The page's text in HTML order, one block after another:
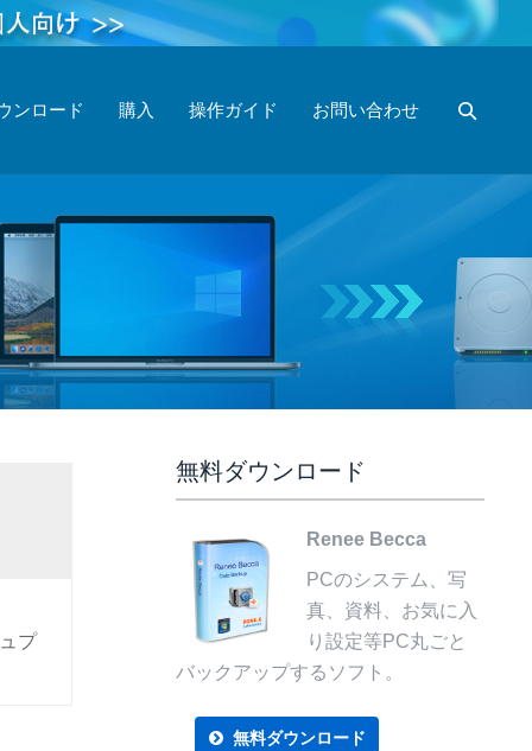
ンロード 購入 操作ガイド お問い合わせ
プ
無料ダウンロード
Renee Becca
PCのシステム、写
真、資料、お気に入
り設定等PC丸ごと
バックアップするソフト。
無料ダウンロード